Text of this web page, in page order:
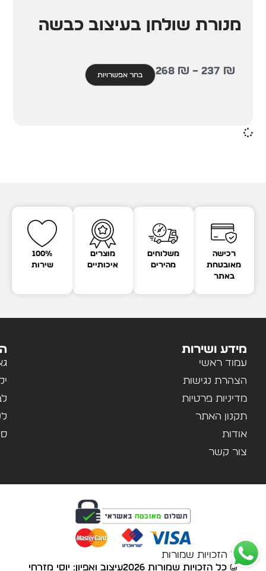
מנורת שולחן בעיצוב כבשה
237 ₪
–
268 ₪ בחר אפשרויות
רכישה
מאובטחת
באתר
משלוחים
מהירים
מוצרים
איכותיים
100%
שירות
מידע ושירות
עמוד ראשי
הצהרת נגישות
מדיניות פרטיות
תקנון האתר
אודות
צור קשר
© כל הזכויות שמורות
© כל הזכויות שמורות 2026 עיצוב ואפיון: יוסי מזרחי